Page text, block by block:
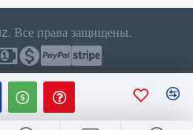
Все права защищены.